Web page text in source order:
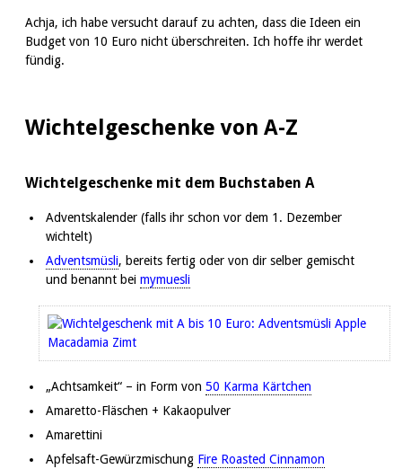
Achja, ich habe versucht darauf zu achten, dass die Ideen ein
Budget von 10 Euro nicht überschreiten. Ich hoffe ihr werdet
fündig.
Wichtelgeschenke von A-Z
Wichtelgeschenke mit dem Buchstaben A
Adventskalender (falls ihr schon vor dem 1. Dezember
wichtelt)
Adventsmüsli, bereits fertig oder von dir selber gemischt
und benannt bei mymuesli
„Achtsamkeit“ – in Form von 50 Karma Kärtchen
Amaretto-Fläschen + Kakaopulver
Amarettini
Apfelsaft-Gewürzmischung Fire Roasted Cinnamon